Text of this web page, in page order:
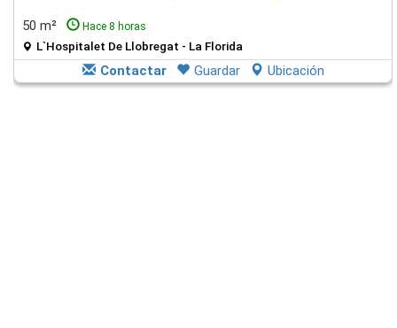
50 m² Hace 8 horas
L`Hospitalet De Llobregat - La Florida
Contactar Guardar Ubicación